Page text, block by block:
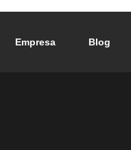
Empresa Blog